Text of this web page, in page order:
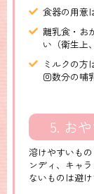
食器の用意
離乳食・お
い（衛生上
ミルクの方
回数分の哺
5. お
溶けやすいも
ンディ、キャ
ないものは避